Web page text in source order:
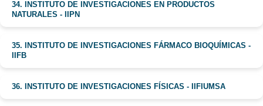
34. INSTITUTO DE INVESTIGACIONES EN PRODUCTOS
NATURALES - IIPN
35. INSTITUTO DE INVESTIGACIONES FÁRMACO BIOQUÍMICAS -
IIFB
36. INSTITUTO DE INVESTIGACIONES FÍSICAS - IIFIUMSA